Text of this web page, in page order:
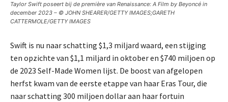
Taylor Swift poseert bij de première van Renaissance: A Film by Beyoncé in
december 2023 – © JOHN SHEARER/GETTY IMAGES;GARETH
CATTERMOLE/GETTY IMAGES
Swift is nu naar schatting $1,3 miljard waard, een stijging
ten opzichte van $1,1 miljard in oktober en $740 miljoen op
de 2023 Self-Made Women lijst. De boost van afgelopen
herfst kwam van de eerste etappe van haar Eras Tour, die
naar schatting 300 miljoen dollar aan haar fortuin